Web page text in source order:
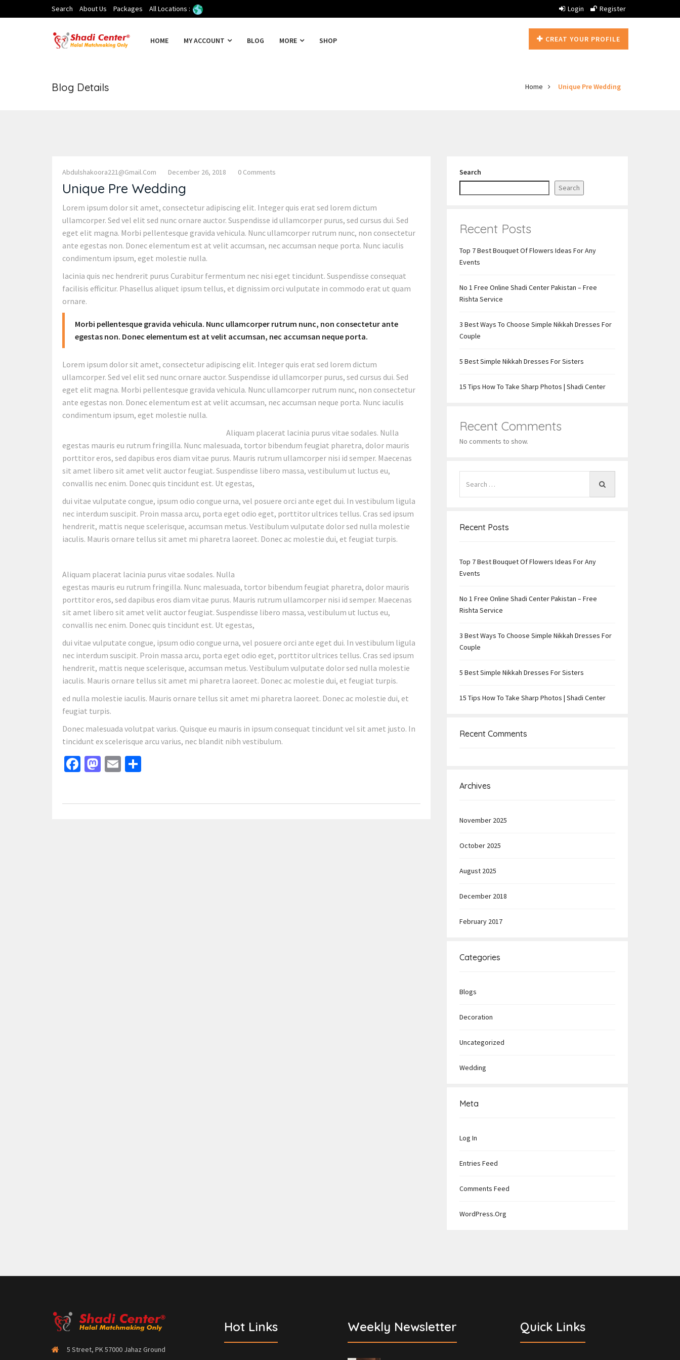
Search About Us Packages All Locations : Login Register
HOME MY ACCOUNT BLOG MORE SHOP CREAT YOUR PROFILE
Blog Details Home Unique Pre Wedding
Abdulshakoora221@gmail.com December 26, 2018 0 Comments
Unique Pre Wedding
Lorem ipsum dolor sit amet, consectetur adipiscing elit. Integer quis erat sed lorem dictum
ullamcorper. Sed vel elit sed nunc ornare auctor. Suspendisse id ullamcorper purus, sed cursus dui. Sed
eget elit magna. Morbi pellentesque gravida vehicula. Nunc ullamcorper rutrum nunc, non consectetur
ante egestas non. Donec elementum est at velit accumsan, nec accumsan neque porta. Nunc iaculis
condimentum ipsum, eget molestie nulla.
lacinia quis nec hendrerit purus Curabitur fermentum nec nisi eget tincidunt. Suspendisse consequat
facilisis efficitur. Phasellus aliquet ipsum tellus, et dignissim orci vulputate in commodo erat ut quam
ornare.
Morbi pellentesque gravida vehicula. Nunc ullamcorper rutrum nunc, non consectetur ante
egestas non. Donec elementum est at velit accumsan, nec accumsan neque porta.
Lorem ipsum dolor sit amet, consectetur adipiscing elit. Integer quis erat sed lorem dictum
ullamcorper. Sed vel elit sed nunc ornare auctor. Suspendisse id ullamcorper purus, sed cursus dui. Sed
eget elit magna. Morbi pellentesque gravida vehicula. Nunc ullamcorper rutrum nunc, non consectetur
ante egestas non. Donec elementum est at velit accumsan, nec accumsan neque porta. Nunc iaculis
condimentum ipsum, eget molestie nulla.
Aliquam placerat lacinia purus vitae sodales. Nulla
egestas mauris eu rutrum fringilla. Nunc malesuada, tortor bibendum feugiat pharetra, dolor mauris
porttitor eros, sed dapibus eros diam vitae purus. Mauris rutrum ullamcorper nisi id semper. Maecenas
sit amet libero sit amet velit auctor feugiat. Suspendisse libero massa, vestibulum ut luctus eu,
convallis nec enim. Donec quis tincidunt est. Ut egestas,
dui vitae vulputate congue, ipsum odio congue urna, vel posuere orci ante eget dui. In vestibulum ligula
nec interdum suscipit. Proin massa arcu, porta eget odio eget, porttitor ultrices tellus. Cras sed ipsum
hendrerit, mattis neque scelerisque, accumsan metus. Vestibulum vulputate dolor sed nulla molestie
iaculis. Mauris ornare tellus sit amet mi pharetra laoreet. Donec ac molestie dui, et feugiat turpis.
Aliquam placerat lacinia purus vitae sodales. Nulla
egestas mauris eu rutrum fringilla. Nunc malesuada, tortor bibendum feugiat pharetra, dolor mauris
porttitor eros, sed dapibus eros diam vitae purus. Mauris rutrum ullamcorper nisi id semper. Maecenas
sit amet libero sit amet velit auctor feugiat. Suspendisse libero massa, vestibulum ut luctus eu,
convallis nec enim. Donec quis tincidunt est. Ut egestas,
dui vitae vulputate congue, ipsum odio congue urna, vel posuere orci ante eget dui. In vestibulum ligula
nec interdum suscipit. Proin massa arcu, porta eget odio eget, porttitor ultrices tellus. Cras sed ipsum
hendrerit, mattis neque scelerisque, accumsan metus. Vestibulum vulputate dolor sed nulla molestie
iaculis. Mauris ornare tellus sit amet mi pharetra laoreet. Donec ac molestie dui, et feugiat turpis.
ed nulla molestie iaculis. Mauris ornare tellus sit amet mi pharetra laoreet. Donec ac molestie dui, et
feugiat turpis.
Donec malesuada volutpat varius. Quisque eu mauris in ipsum consequat tincidunt vel sit amet justo. In
tincidunt ex scelerisque arcu varius, nec blandit nibh vestibulum.
Facebook
Mastodon
Email
Search
Search
Recent Posts
Top 7 Best Bouquet Of Flowers Ideas For Any
Events
No 1 Free Online Shadi Center Pakistan – Free
Rishta Service
3 Best Ways To Choose Simple Nikkah Dresses For
Couple
5 Best Simple Nikkah Dresses For Sisters
15 Tips How To Take Sharp Photos | Shadi Center
Recent Comments
No comments to show.
Recent Posts
Top 7 Best Bouquet Of Flowers Ideas For Any
Events
No 1 Free Online Shadi Center Pakistan – Free
Rishta Service
3 Best Ways To Choose Simple Nikkah Dresses For
Couple
5 Best Simple Nikkah Dresses For Sisters
15 Tips How To Take Sharp Photos | Shadi Center
Recent Comments
Archives
November 2025
October 2025
August 2025
December 2018
February 2017
Categories
Blogs
Decoration
Uncategorized
Wedding
Meta
Log In
Entries Feed
Comments Feed
WordPress.org
5 Street, PK 57000 Jahaz Ground
Hot Links Weekly Newsletter Quick Links